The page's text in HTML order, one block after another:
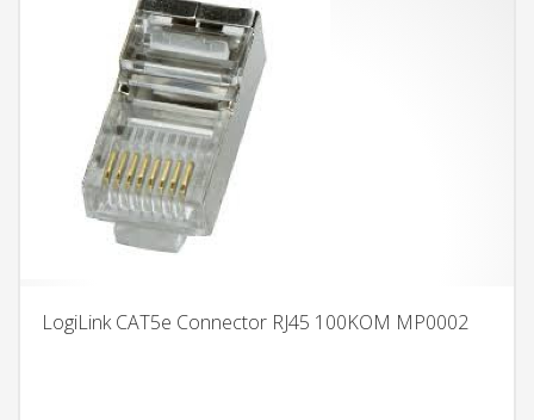
LogiLink CAT5e Connector RJ45 100KOM MP0002